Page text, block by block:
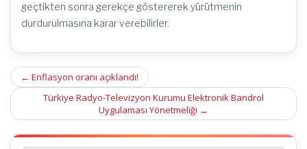
geçtikten sonra gerekçe göstererek yürütmenin
durdurulmasına karar verebilirler.
Post
navigation
← Enflasyon oranı açıklandı!
Türkiye Radyo-Televizyon Kurumu Elektronik Bandrol
Uygulaması Yönetmeliği →